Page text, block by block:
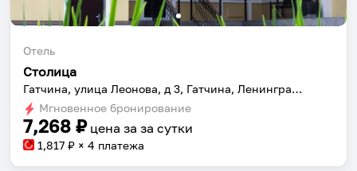
Отель
Столица
Гатчина, улица Леонова, д 3, Гатчина, Ленинградская область, Россия
Мгновенное бронирование
7,268 ₽ цена за за сутки
1,817 ₽ × 4 платежа